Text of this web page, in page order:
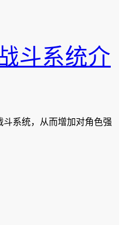
斗系统介
系统，从而增加对角色强